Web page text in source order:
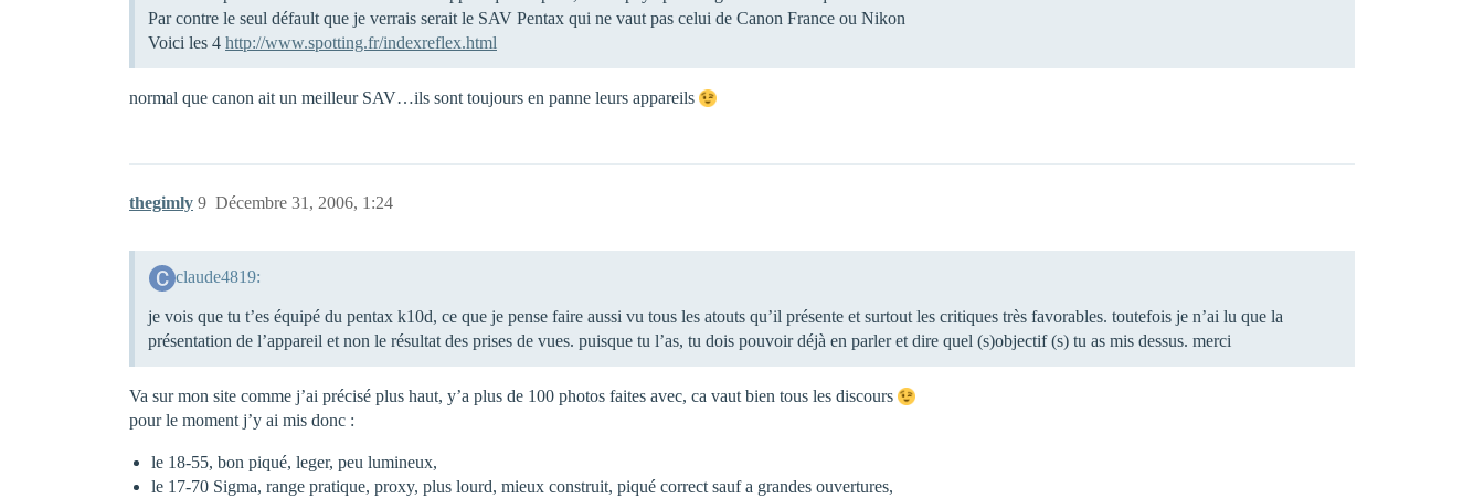
Par contre le seul défault que je verrais serait le SAV Pentax qui ne vaut pas celui de Canon France ou Nikon
Voici les 4 http://www.spotting.fr/indexreflex.html
normal que canon ait un meilleur SAV…ils sont toujours en panne leurs appareils
thegimly Décembre 31, 2006, 1:24
9
claude4819:
je vois que tu t’es équipé du pentax k10d, ce que je pense faire aussi vu tous les atouts qu’il présente et surtout les critiques très favorables. toutefois je n’ai lu que la
présentation de l’appareil et non le résultat des prises de vues. puisque tu l’as, tu dois pouvoir déjà en parler et dire quel (s)objectif (s) tu as mis dessus. merci
Va sur mon site comme j’ai précisé plus haut, y’a plus de 100 photos faites avec, ca vaut bien tous les discours
pour le moment j’y ai mis donc :
le 18-55, bon piqué, leger, peu lumineux,
le 17-70 Sigma, range pratique, proxy, plus lourd, mieux construit, piqué correct sauf a grandes ouvertures,